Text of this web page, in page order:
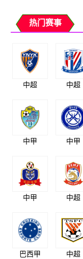
热门赛事
中超 中超
中甲 中甲
中甲 中超
巴西甲 中超